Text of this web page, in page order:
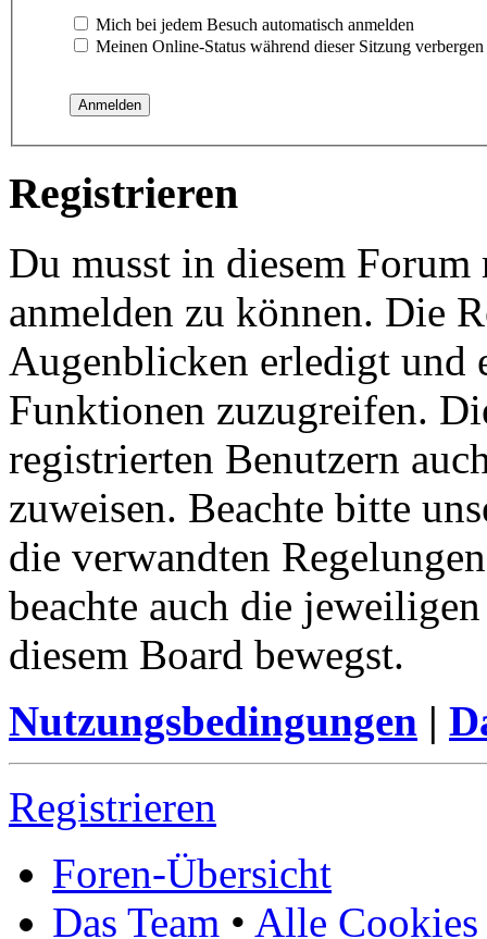
Mich bei jedem Besuch automatisch anmelden
Meinen Online-Status während dieser Sitzung verbergen
Registrieren
Du musst in diesem
anmelden zu können. Die
Augenblicken erledigt und
Funktionen zuzugreifen.
registrierten Benutzern
zuweisen. Beachte bitte
die verwandten
beachte auch die
diesem Board bewegst.
Nutzungsbedingungen |
Registrieren
Foren-Übersicht
Das Team • Alle Cookies